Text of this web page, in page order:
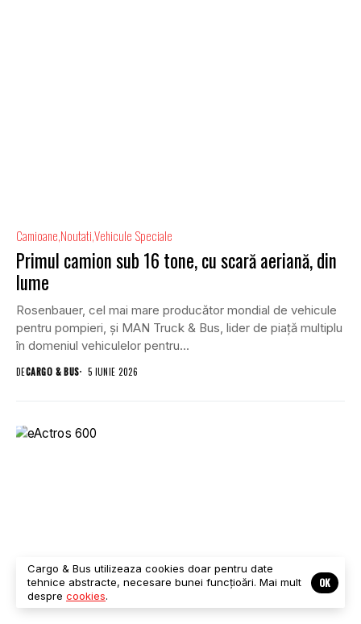
Camioane NoutatiVehicule Speciale
Primul camion sub 16 tone, cu scară aeriană, din
lume
Rosenbauer, cel mai mare producător mondial de vehicule
pentru pompieri, și MAN Truck & Bus, lider de piață multiplu
în domeniul vehiculelor pentru...
DECARGO & BUS 5 IUNIE 2026
Cargo & Bus utilizeaza cookies doar pentru date
tehnice abstracte, necesare bunei funcțioări. Mai mult
despre cookies.
OK